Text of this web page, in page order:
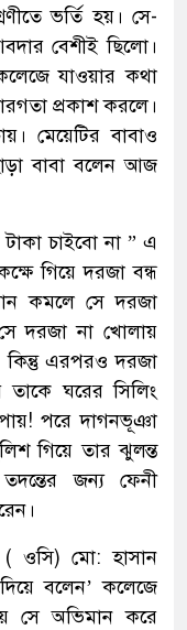
ভর্তি হয়। সে-
বেশীই ছিলো।
যাওয়ার কথা
প্রকাশ করলে।
মেয়েটির বাবাও
বাবা বলেন আজ
চাইবো না ” এ
গিয়ে দরজা বন্ধ
কমলে সে দরজা
দরজা না খোলায়
কিন্তু এরপরও দরজা
ঘরের সিলিং
পায়! পরে দাগনভূঞা
গিয়ে তার ঝুলন্ত
জন্য ফেনী
( ওসি) মো: হাসান
বলেন’ কলেজে
সে অভিমান করে